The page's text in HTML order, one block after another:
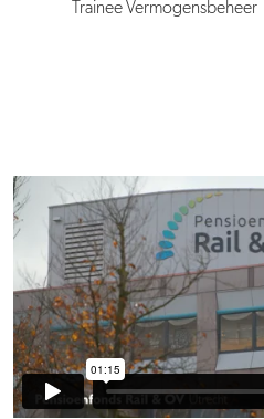
Trainee Vermogensbeheer